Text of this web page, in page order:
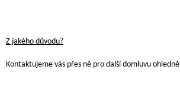
Z jakého důvodu?
Kontaktujeme vás přes ně pro další domluvu ohledně